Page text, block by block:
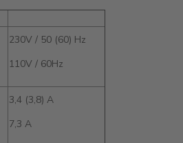
230V / 50 (60) Hz
110V / 60Hz
3,4 (3,8) A
7,3 A